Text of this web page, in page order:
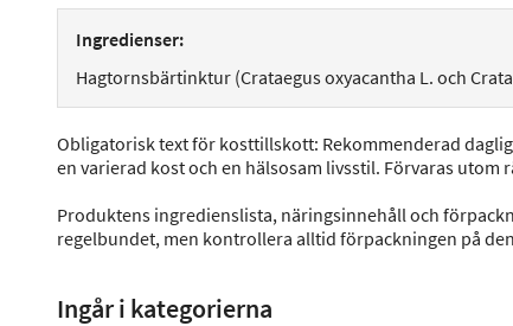
Ingredienser:
Hagtornsbärtinktur (Crataegus oxyacantha L. och
Obligatorisk text för kosttillskott: Rekommenderad
en varierad kost och en hälsosam livsstil. Förvaras utom
Produktens ingredienslista, näringsinnehåll och
regelbundet, men kontrollera alltid förpackningen på
Ingår i kategorierna